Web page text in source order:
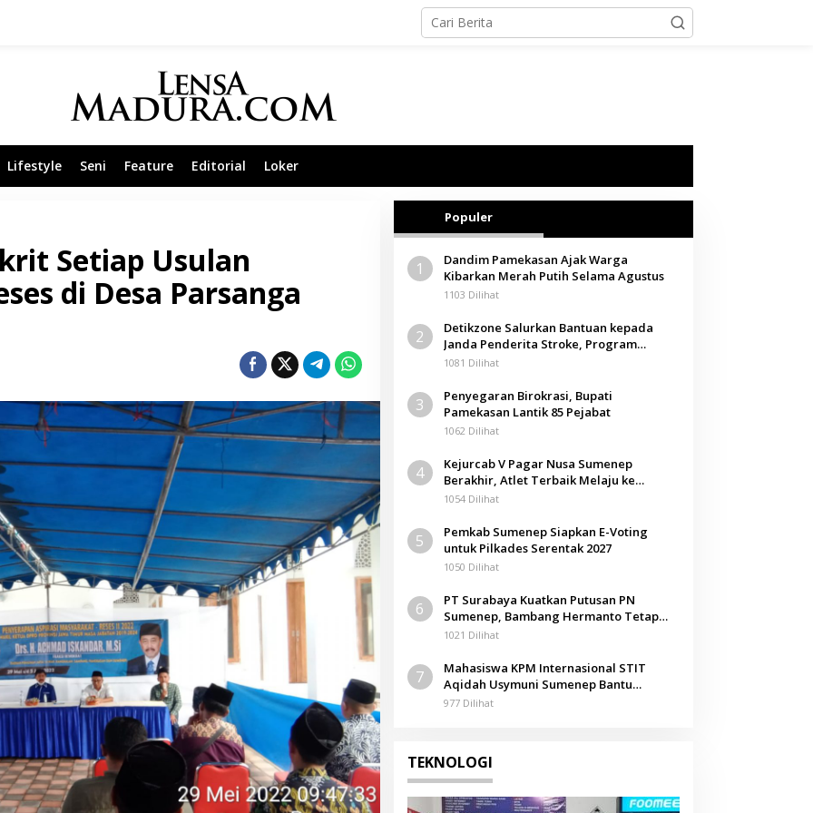
Lifestyle Seni Feature Editorial Loker
Setiap Usulan
di Desa Parsanga
Populer
1
Dandim Pamekasan Ajak Warga
Kibarkan Merah Putih Selama Agustus
1103 Dilihat
2
Detikzone Salurkan Bantuan kepada
Janda Penderita Stroke, Program
Berbagi Masuki Hari ke-61
1081 Dilihat
3
Penyegaran Birokrasi, Bupati
Pamekasan Lantik 85 Pejabat
1062 Dilihat
4
Kejurcab V Pagar Nusa Sumenep
Berakhir, Atlet Terbaik Melaju ke
Kejurwil Jatim
1054 Dilihat
5
Pemkab Sumenep Siapkan E-Voting
untuk Pilkades Serentak 2027
1050 Dilihat
6
PT Surabaya Kuatkan Putusan PN
Sumenep, Bambang Hermanto Tetap
Dinyatakan Pemilik Sah Tanah di
1021 Dilihat
7
Mahasiswa KPM Internasional STIT
Aqidah Usymuni Sumenep Bantu
Pengurusan Jenazah WNI di Malaysia
977 Dilihat
TEKNOLOGI